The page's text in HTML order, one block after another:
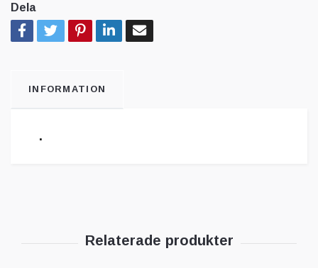
Dela
INFORMATION
.